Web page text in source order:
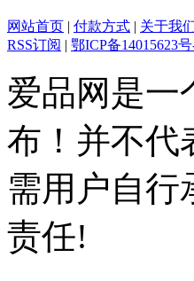
网站首页 | 付款方式 | 关于我
RSS订阅 | 鄂ICP备14015623
爱品网是一
布！并不代
需用户自行
责任!